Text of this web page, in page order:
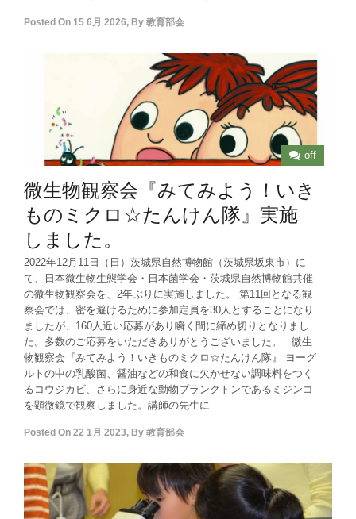
Posted On 15 6月 2026, By 教育部会
off
微生物観察会『みてみよう！いき
ものミクロ☆たんけん隊』実施
しました。
2022年12月11日（日）茨城県自然博物館（茨城県坂東市）に
て、日本微生物生態学会・日本菌学会・茨城県自然博物館共催
の微生物観察会を、2年ぶりに実施しました。 第11回となる観
察会では、密を避けるために参加定員を30人とすることになり
ましたが、160人近い応募があり瞬く間に締め切りとなりまし
た。多数のご応募をいただきありがとうございました。 微生
物観察会『みてみよう！いきものミクロ☆たんけん隊』 ヨーグ
ルトの中の乳酸菌、醤油などの和食に欠かせない調味料をつく
るコウジカビ、さらに身近な動物プランクトンであるミジンコ
を顕微鏡で観察しました。講師の先生に
Posted On 22 1月 2023, By 教育部会